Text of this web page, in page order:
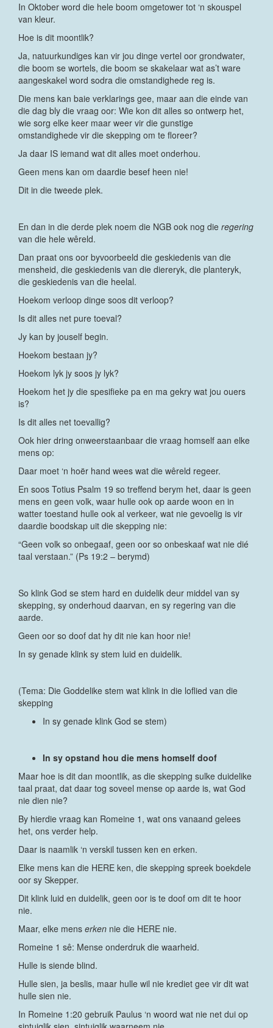
In Oktober word die hele boom omgetower tot ‘n skouspel
van kleur.
Hoe is dit moontlik?
Ja, natuurkundiges kan vir jou dinge vertel oor grondwater,
die boom se wortels, die boom se skakelaar wat as’t ware
aangeskakel word sodra die omstandighede reg is.
Die mens kan baie verklarings gee, maar aan die einde van
die dag bly die vraag oor: Wie kon dit alles so ontwerp het,
wie sorg elke keer maar weer vir die gunstige
omstandighede vir die skepping om te floreer?
Ja daar IS iemand wat dit alles moet onderhou.
Geen mens kan om daardie besef heen nie!
Dit in die tweede plek.
En dan in die derde plek noem die NGB ook nog die regering
van die hele wêreld.
Dan praat ons oor byvoorbeeld die geskiedenis van die
mensheid, die geskiedenis van die diereryk, die planteryk,
die geskiedenis van die heelal.
Hoekom verloop dinge soos dit verloop?
Is dit alles net pure toeval?
Jy kan by jouself begin.
Hoekom bestaan jy?
Hoekom lyk jy soos jy lyk?
Hoekom het jy die spesifieke pa en ma gekry wat jou ouers
is?
Is dit alles net toevallig?
Ook hier dring onweerstaanbaar die vraag homself aan elke
mens op:
Daar moet ‘n hoër hand wees wat die wêreld regeer.
En soos Totius Psalm 19 so treffend berym het, daar is geen
mens en geen volk, waar hulle ook op aarde woon en in
watter toestand hulle ook al verkeer, wat nie gevoelig is vir
daardie boodskap uit die skepping nie:
“Geen volk so onbegaaf, geen oor so onbeskaaf wat nie dié
taal verstaan.” (Ps 19:2 – berymd)
So klink God se stem hard en duidelik deur middel van sy
skepping, sy onderhoud daarvan, en sy regering van die
aarde.
Geen oor so doof dat hy dit nie kan hoor nie!
In sy genade klink sy stem luid en duidelik.
(Tema: Die Goddelike stem wat klink in die loflied van die
skepping
In sy genade klink God se stem)
In sy opstand hou die mens homself doof
Maar hoe is dit dan moontlik, as die skepping sulke duidelike
taal praat, dat daar tog soveel mense op aarde is, wat God
nie dien nie?
By hierdie vraag kan Romeine 1, wat ons vanaand gelees
het, ons verder help.
Daar is naamlik ‘n verskil tussen ken en erken.
Elke mens kan die HERE ken, die skepping spreek boekdele
oor sy Skepper.
Dit klink luid en duidelik, geen oor is te doof om dit te hoor
nie.
Maar, elke mens erken nie die HERE nie.
Romeine 1 sê: Mense onderdruk die waarheid.
Hulle is siende blind.
Hulle sien, ja beslis, maar hulle wil nie krediet gee vir dit wat
hulle sien nie.
In Romeine 1:20 gebruik Paulus ‘n woord wat nie net dui op